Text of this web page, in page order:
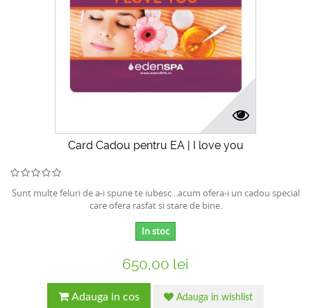
Card Cadou pentru EA | I love you
Sunt multe feluri de a-i spune te iubesc...acum ofera-i un cadou special
care ofera rasfat si stare de bine.
In stoc
650,00 lei
Adauga in cos Adauga in wishlist